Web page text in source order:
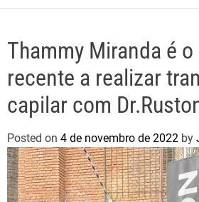
Thammy Miranda é
recente a realizar
capilar com
Posted on 4 de novembro de 2022 by